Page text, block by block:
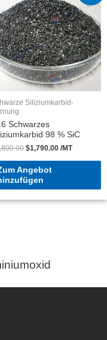
Siliziumkarbid-
Schwarzes
98 % SiC
$1,790.00 /MT
Angebot